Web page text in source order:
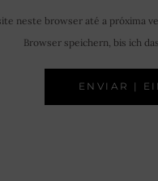
neste browser até a próxima
Browser speichern, bis ich